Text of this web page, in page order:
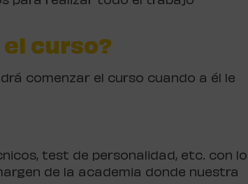
el curso?
comenzar el curso cuando a él le
test de personalidad, etc. con lo
de la academia donde nuestra